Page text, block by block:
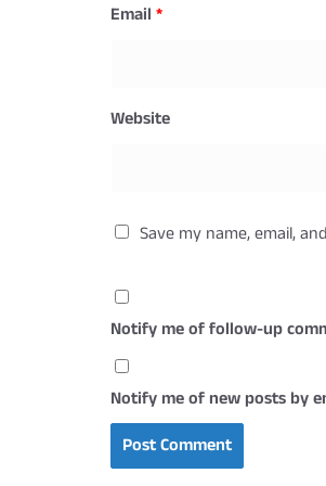
Email *
Website
Save my name, email,
Notify me of follow-up
Notify me of new posts by